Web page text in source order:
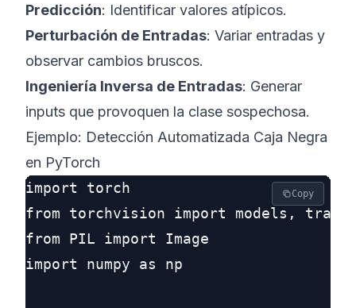
Predicción: Identificar valores atípicos.
Perturbación de Entradas: Variar entradas y
observar cambios bruscos.
Ingeniería Inversa de Entradas: Generar
inputs que provoquen la clase sospechosa.
Ejemplo: Detección Automatizada Caja Negra
en PyTorch
import torch
from torchvision import models,
from PIL import Image
import numpy as np
Copy